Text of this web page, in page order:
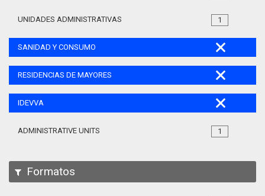
1
UNIDADES ADMINISTRATIVAS
SANIDAD Y CONSUMO
RESIDENCIAS DE MAYORES
IDEVVA
1
ADMINISTRATIVE UNITS
Formatos